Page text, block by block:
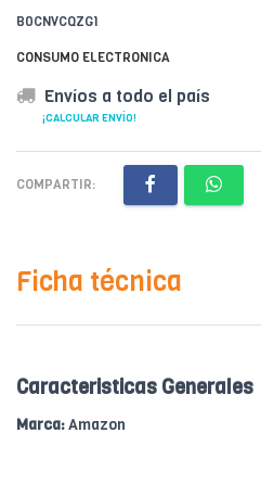
B0CNVCQZG1
CONSUMO ELECTRONICA
Envíos a todo el país
¡CALCULAR ENVÍO!
COMPARTIR:
Ficha técnica
Caracteristicas Generales
Marca:Amazon